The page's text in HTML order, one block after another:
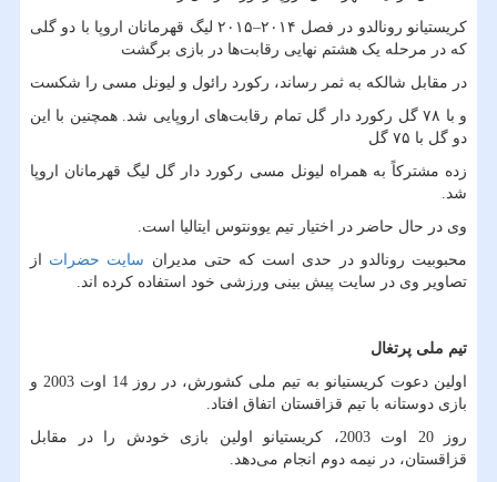
کریستیانو رونالدو در فصل ۲۰۱۴–۲۰۱۵ لیگ قهرمانان اروپا با دو گلی
که در مرحله یک هشتم نهایی رقابت‌ها در بازی برگشت
در مقابل شالکه به ثمر رساند، رکورد رائول و لیونل مسی را شکست
و با ۷۸ گل رکورد دار گل تمام رقابت‌های اروپایی شد. همچنین با این
دو گل با ۷۵ گل
زده مشترکاً به همراه لیونل مسی رکورد دار گل لیگ قهرمانان اروپا
شد.
وی در حال حاضر در اختیار تیم یوونتوس ایتالیا است.
محبوبیت رونالدو در حدی است که حتی مدیران سایت حضرات از
تصاویر وی در سایت پیش بینی ورزشی خود استفاده کرده اند.
تیم ملی پرتغال
اولین دعوت کریستیانو به تیم ملی کشورش، در روز 14 اوت 2003 و
بازی دوستانه با تیم قزاقستان اتفاق افتاد.
روز 20 اوت 2003، کریستیانو اولین بازی خودش را در مقابل
قزاقستان، در نیمه دوم انجام می‌دهد.